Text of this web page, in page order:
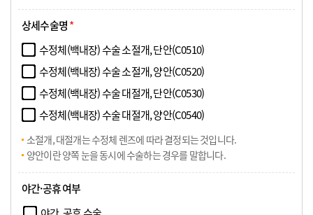
상세수술명*
수정체(백내장) 수술 소절개, 단안(C0510)
수정체(백내장) 수술 소절개, 양안(C0520)
수정체(백내장) 수술 대절개, 단안(C0530)
수정체(백내장) 수술 대절개, 양안(C0540)
소절개, 대절개는 수정체 렌즈에 따라 결정되는 것입니다.
양안이란 양쪽 눈을 동시에 수술하는 경우를 말합니다.
야간·공휴 여부